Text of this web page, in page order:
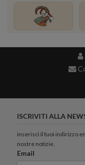
ISCRIVITI ALLA
inserisci il tuoi indirizzo
nostre notizie.
Email